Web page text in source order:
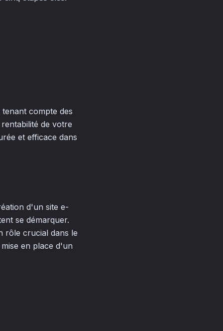
compte des
de votre
et efficace dans
d'un site e-
se démarquer.
rôle crucial dans le
en place d'un